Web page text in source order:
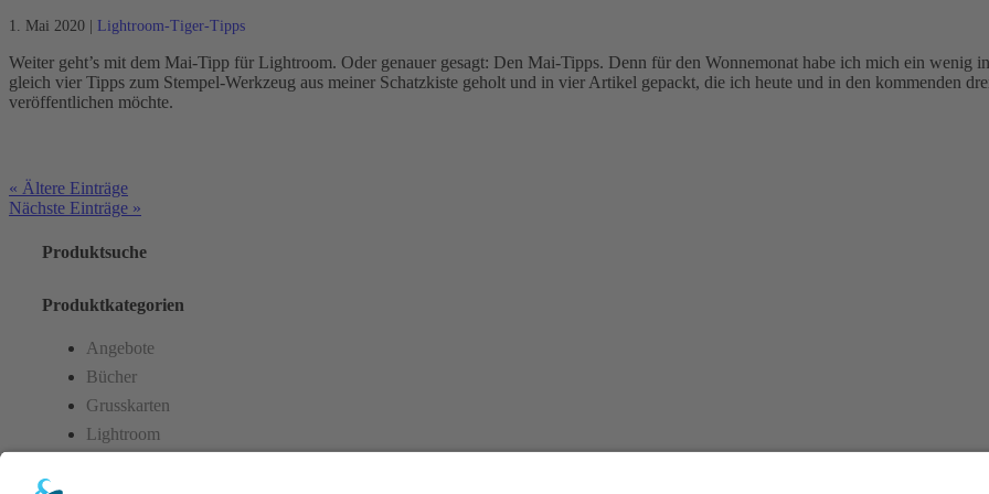
1. Mai 2020 Lightroom-Tiger-Tipps
Weiter geht’s mit dem Mai-Tipp für Lightroom. Oder genauer gesagt: Den Mai-Tipps. Denn für den Wonnemonat habe ich mich ein wenig
gleich vier Tipps zum Stempel-Werkzeug aus meiner Schatzkiste geholt und in vier Artikel gepackt, die ich heute und in den kommenden
veröffentlichen möchte.
« Ältere Einträge
Nächste Einträge »
Produktsuche
Produktkategorien
Angebote
Bücher
Grusskarten
Lightroom